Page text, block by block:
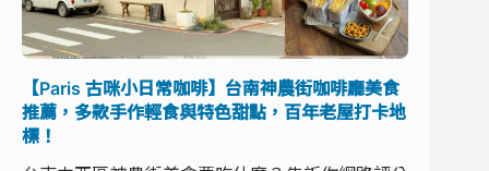
【Paris 古咪小日常咖啡】台南神農街咖啡廳美食
推薦，多款手作輕食與特色甜點，百年老屋打卡地
標！